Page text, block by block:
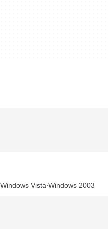
Windows Vista Windows 2003